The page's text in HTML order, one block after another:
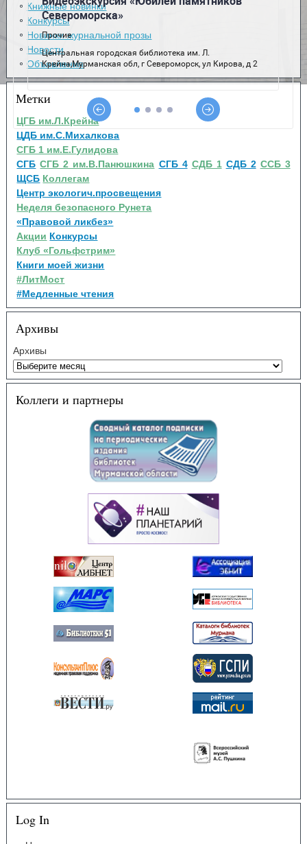
Книжные новинки
Конкурсы
Новинки журнальной прозы
Новости
Объявления
Метки
ЦГБ им.Л.Крейна
ЦДБ им.С.Михалкова
СГБ 1 им.Е.Гулидова
СГБ СГБ 2 им.В.Панюшкина СГБ 4 СДБ 1 СДБ 2 ССБ 3
ЩСБ Коллегам
Центр экологич.просвещения
Неделя безопасного Рунета
«Правовой ликбез»
Акции Конкурсы
Клуб «Гольфстрим»
Книги моей жизни
#ЛитМост
#Медленные чтения
Архивы
Архивы
Коллеги и партнеры
Log In